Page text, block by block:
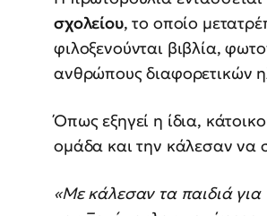
σχολείου, το οποίο
φιλοξενούνται βιβλία,
ανθρώπους διαφορετικών
Όπως εξηγεί η ίδια,
ομάδα και την κάλεσαν να
«Με κάλεσαν τα παιδιά